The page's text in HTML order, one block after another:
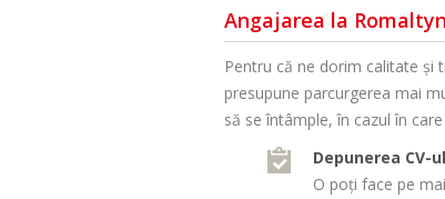
Angajarea la Romaltyn
Pentru că ne dorim calitate și
presupune parcurgerea mai
să se întâmple, în cazul în
Depunerea CV-
O poți face pe